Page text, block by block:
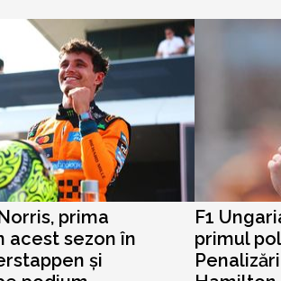
prima
acest sezon în
și
F1
primul